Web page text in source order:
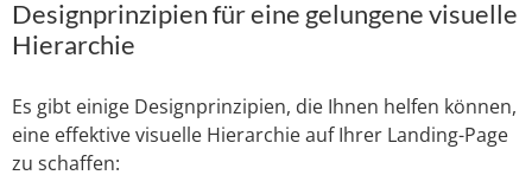
Designprinzipien für eine gelungene visuelle
Hierarchie
Es gibt einige Designprinzipien, die Ihnen helfen können,
eine effektive visuelle Hierarchie auf Ihrer Landing-Page
zu schaffen: